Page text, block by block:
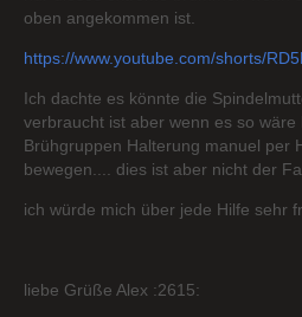
oben angekommen ist.
https://www.youtube.com/shorts/
Ich dachte es könnte die
verbraucht ist aber wenn es so wäre
Brühgruppen Halterung manuel per
bewegen.... dies ist aber nicht der
ich würde mich über jede Hilfe sehr
liebe Grüße Alex :2615: